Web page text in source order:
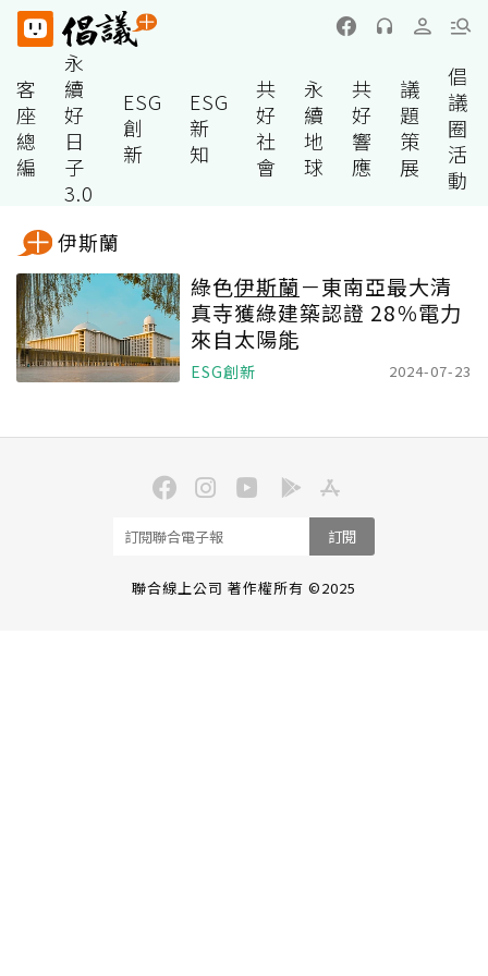
客
座
總
編
永
續
好
日
子
3.0
ESG
創
新
ESG
新
知
共
好
社
會
永
續
地
球
共
好
響
應
議
題
策
展
倡
議
圈
活
動
伊斯蘭
綠色伊斯蘭－東南亞最大清
真寺獲綠建築認證 28％電力
來自太陽能
ESG創新 2024-07-23
訂閱
聯合線上公司 著作權所有 ©2025